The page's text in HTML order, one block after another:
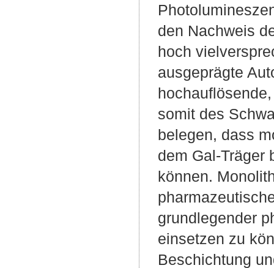
den Nachweis
hoch
ausgeprägte
somit des
belegen, dass
dem Gal-Träger
können.
grundlegender
einsetzen zu
Beschichtung